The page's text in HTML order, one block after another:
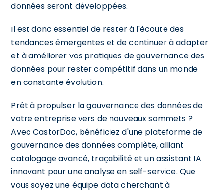
données seront développées.
Il est donc essentiel de rester à l'écoute des
tendances émergentes et de continuer à adapter
et à améliorer vos pratiques de gouvernance des
données pour rester compétitif dans un monde
en constante évolution.
Prêt à propulser la gouvernance des données de
votre entreprise vers de nouveaux sommets ?
Avec CastorDoc, bénéficiez d'une plateforme de
gouvernance des données complète, alliant
catalogage avancé, traçabilité et un assistant IA
innovant pour une analyse en self-service. Que
vous soyez une équipe data cherchant à